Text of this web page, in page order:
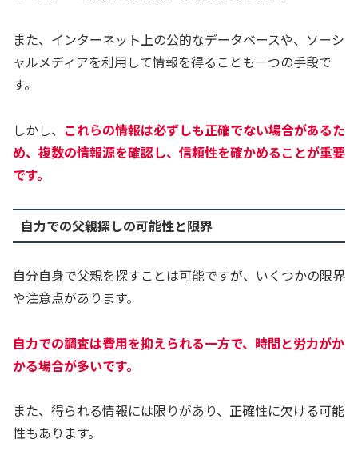
また、インターネット上の公的なデータベースや、ソーシ
ャルメディアを利用して情報を得ることも一つの手段で
す。
しかし、 これらの情報は必ずしも正確でない場合があるた
め、複数の情報源を確認し、信頼性を確かめることが重要
です。
自力での父親探しの可能性と限界
自分自身で父親を探すことは可能ですが、いくつかの限界
や注意点があります。
自力での調査は費用を抑えられる一方で、時間と労力がか
かる場合が多いです。
また、得られる情報には限りがあり、正確性に欠ける可能
性もあります。